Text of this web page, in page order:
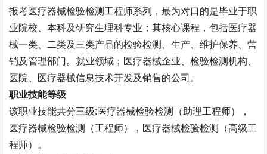
报考医疗器械检验检测工程师系列，最为对口的是毕业于职
业院校、本科及研究生理科专业；其核心课程，包括医疗器
械一类、二类及三类产品的检验检测、生产、维护保养、营
销及管理部门。就业领域；医疗器械企业、检验检测机构、
医院、医疗器械信息技术开发及销售的公司。
职业技能等级
该职业技能共分三级:医疗器械检验检测（助理工程师），
医疗器械检验检测（工程师），医疗器械检验检测（高级工
程师）。